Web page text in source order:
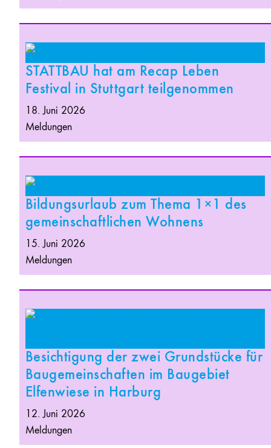
STATTBAU hat am Recap Leben
Festival in Stuttgart teilgenommen
18. Juni 2026
Meldungen
Bildungsurlaub zum Thema 1×1 des
gemeinschaftlichen Wohnens
15. Juni 2026
Meldungen
Besichtigung der zwei Grundstücke für
Baugemeinschaften im Baugebiet
Elfenwiese in Harburg
12. Juni 2026
Meldungen